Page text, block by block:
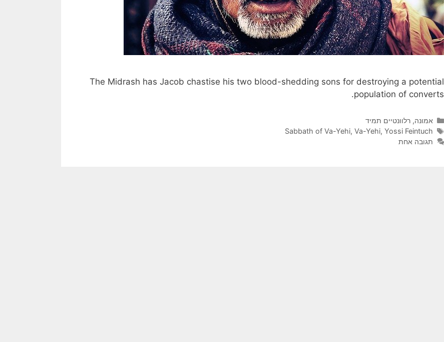
The Midrash has Jacob chastise his two blood-shedding sons for destroying a potential
population of converts.
קטגוריות
אמונה, רלוונטיים תמיד
תגיות
Sabbath of Va-Yehi,Va-Yehi,Yossi Feintuch
תגובה אחת